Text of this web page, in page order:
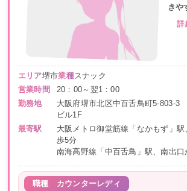
きや
詳
エリア堺市業種スナック
営業時間
20：00～翌1：00
勤務地
大阪府堺市北区中百舌鳥町5-803-3
ビル1F
最寄駅
大阪メトロ御堂筋線「なかもず」駅
歩5分
南海高野線「中百舌鳥」駅、南出口
職種 カウンターレディ